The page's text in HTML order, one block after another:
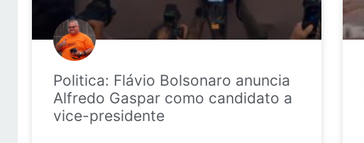
Politica: Flávio Bolsonaro anuncia
Alfredo Gaspar como candidato a
vice-presidente